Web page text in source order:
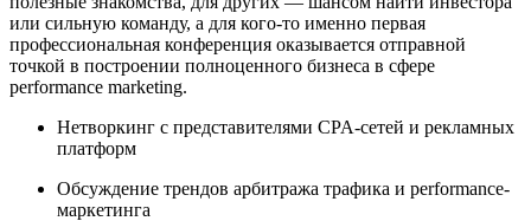
или сильную команду, а для кого-то именно первая
профессиональная конференция оказывается отправной
точкой в построении полноценного бизнеса в сфере
performance marketing.
Нетворкинг с представителями CPA-сетей и рекламных
платформ
Обсуждение трендов арбитража трафика и performance-
маркетинга